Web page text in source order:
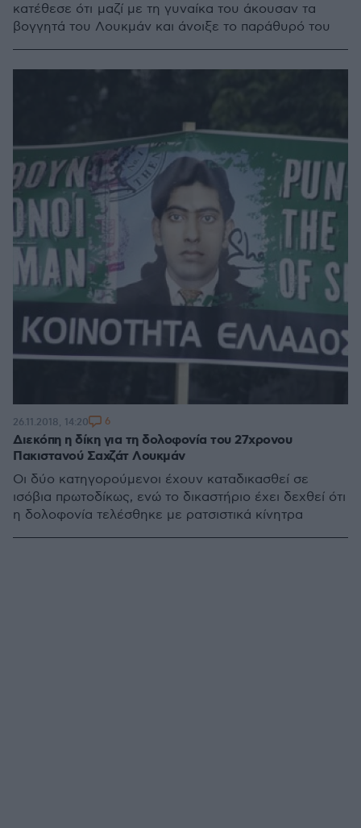
κατέθεσε ότι μαζί με τη γυναίκα του άκουσαν τα
βογγητά του Λουκμάν και άνοιξε το παράθυρό του
Διεκόπη η δίκη για τη δολοφονία του 27χρονου
Πακιστανού Σαχζάτ Λουκμάν
Οι δύο κατηγορούμενοι έχουν καταδικασθεί σε
ισόβια πρωτοδίκως, ενώ το δικαστήριο έχει δεχθεί ότι
η δολοφονία τελέσθηκε με ρατσιστικά κίνητρα
26.11.2018, 14:20 6